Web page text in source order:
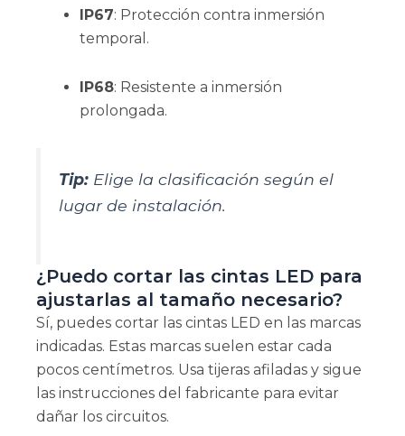
IP67: Protección contra inmersión
temporal.
IP68: Resistente a inmersión
prolongada.
Tip:Elige la clasificación según el
lugar de instalación.
¿Puedo cortar las cintas LED para
ajustarlas al tamaño necesario?
Sí, puedes cortar las cintas LED en las marcas
indicadas. Estas marcas suelen estar cada
pocos centímetros. Usa tijeras afiladas y sigue
las instrucciones del fabricante para evitar
dañar los circuitos.